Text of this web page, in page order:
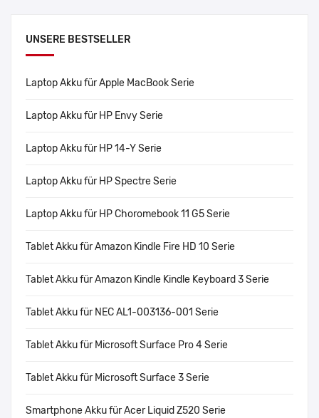
UNSERE BESTSELLER
Laptop Akku für Apple MacBook Serie
Laptop Akku für HP Envy Serie
Laptop Akku für HP 14-Y Serie
Laptop Akku für HP Spectre Serie
Laptop Akku für HP Choromebook 11 G5 Serie
Tablet Akku für Amazon Kindle Fire HD 10 Serie
Tablet Akku für Amazon Kindle Kindle Keyboard 3 Serie
Tablet Akku für NEC AL1-003136-001 Serie
Tablet Akku für Microsoft Surface Pro 4 Serie
Tablet Akku für Microsoft Surface 3 Serie
Smartphone Akku für Acer Liquid Z520 Serie